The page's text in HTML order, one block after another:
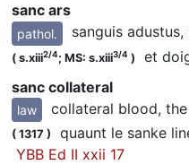
sanc ars
pathol. sanguis
( s.xiii2/4; MS: s.xiii3/4 ) et
sanc collateral
law collateral blood,
( 1317 )
quaunt le sanke
YBB Ed II xxii 17